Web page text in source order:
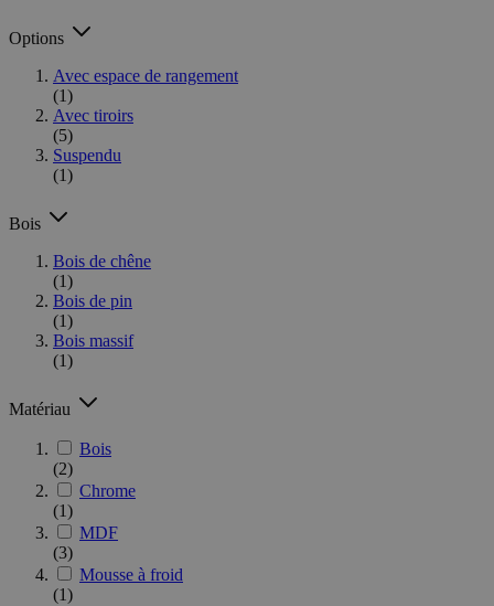
Options
Avec espace de rangement
(1)
Avec tiroirs
(5)
Suspendu
(1)
Bois
Bois de chêne
(1)
Bois de pin
(1)
Bois massif
(1)
Matériau
Bois
(2)
Chrome
(1)
MDF
(3)
Mousse à froid
(1)